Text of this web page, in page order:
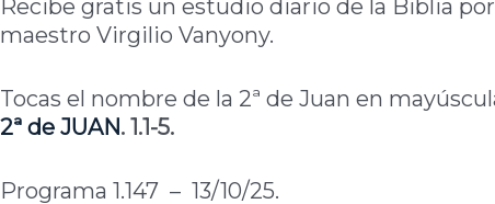
Recibe gratis un estudio diario de la Biblia
maestro Virgilio Vanyony.
Tocas el nombre de la 2ª de Juan en
2ª de JUAN. 1.1-5.
Programa 1.147 – 13/10/25.